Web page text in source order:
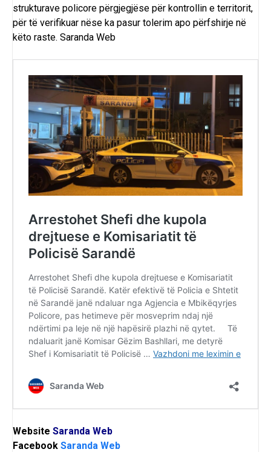
strukturave policore përgjegjëse për kontrollin e territorit,
për të verifikuar nëse ka pasur tolerim apo përfshirje në
këto raste. Saranda Web
Website Saranda Web
Facebook Saranda Web